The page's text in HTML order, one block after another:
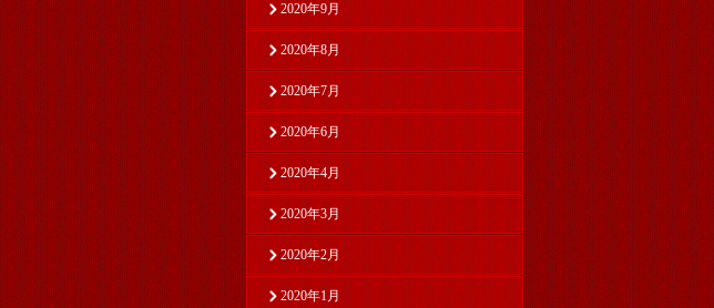
2020年9月
2020年8月
2020年7月
2020年6月
2020年4月
2020年3月
2020年2月
2020年1月